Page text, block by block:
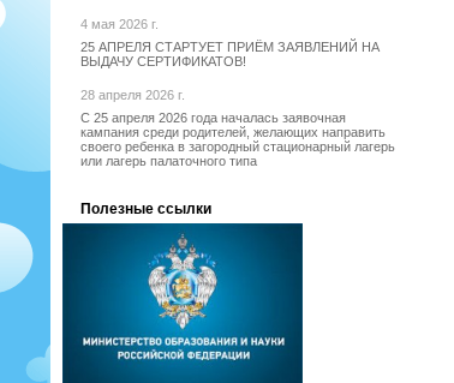
4 мая 2026 г.
25 АПРЕЛЯ СТАРТУЕТ ПРИЁМ ЗАЯВЛЕНИЙ НА
ВЫДАЧУ СЕРТИФИКАТОВ!
28 апреля 2026 г.
С 25 апреля 2026 года началась заявочная
кампания среди родителей, желающих направить
своего ребенка в загородный стационарный лагерь
или лагерь палаточного типа
Полезные ссылки